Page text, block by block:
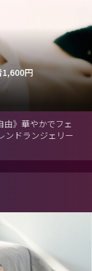
1,600円
由》華やかでフェ
ンドランジェリー